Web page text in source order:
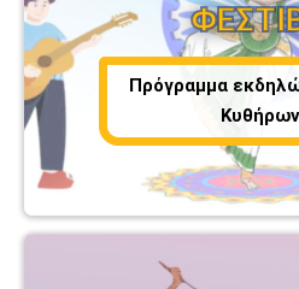
Πρόγραμμα